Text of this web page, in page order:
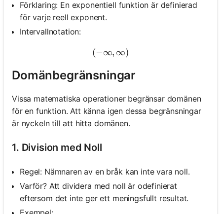
Förklaring: En exponentiell funktion är definierad
för varje reell exponent.
Intervallnotation:
(-\infty, \infty)
(−∞, ∞)
Domänbegränsningar
Vissa matematiska operationer begränsar domänen
för en funktion. Att känna igen dessa begränsningar
är nyckeln till att hitta domänen.
1. Division med Noll
Regel: Nämnaren av en bråk kan inte vara noll.
Varför? Att dividera med noll är odefinierat
eftersom det inte ger ett meningsfullt resultat.